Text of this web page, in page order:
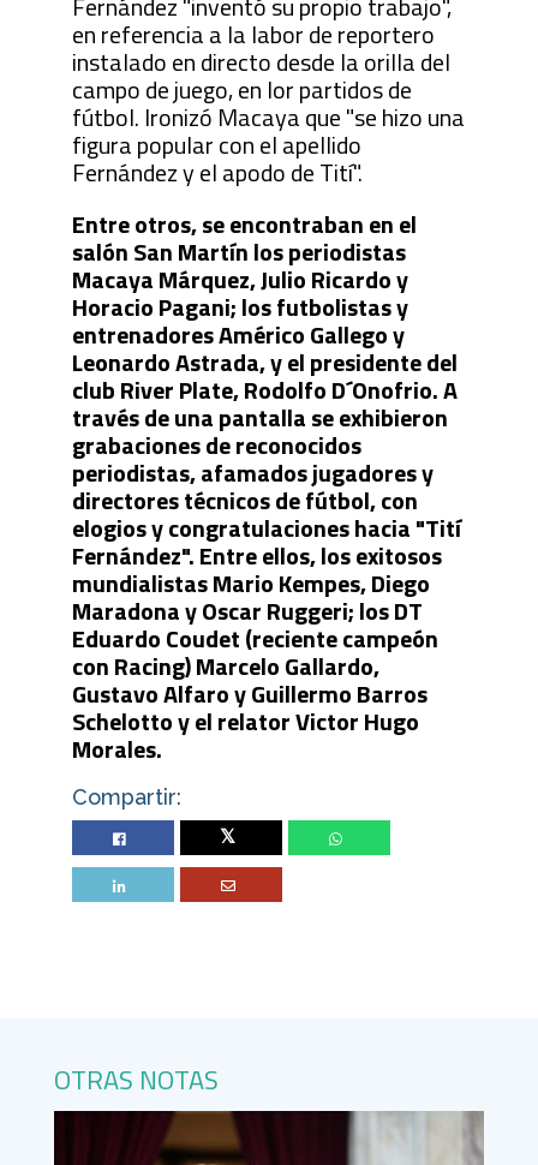
en referencia a la labor de reportero
instalado en directo desde la orilla del
campo de juego, en lor partidos de
fútbol. Ironizó Macaya que "se hizo una
figura popular con el apellido
Fernández y el apodo de Tití".
Entre otros, se encontraban en el
salón San Martín los periodistas
Macaya Márquez, Julio Ricardo y
Horacio Pagani; los futbolistas y
entrenadores Américo Gallego y
Leonardo Astrada, y el presidente del
club River Plate, Rodolfo D´Onofrio. A
través de una pantalla se exhibieron
grabaciones de reconocidos
periodistas, afamados jugadores y
directores técnicos de fútbol, con
elogios y congratulaciones hacia "Tití
Fernández". Entre ellos, los exitosos
mundialistas Mario Kempes, Diego
Maradona y Oscar Ruggeri; los DT
Eduardo Coudet (reciente campeón
con Racing) Marcelo Gallardo,
Gustavo Alfaro y Guillermo Barros
Schelotto y el relator Victor Hugo
Morales.
Compartir:
Twitter
OTRAS NOTAS